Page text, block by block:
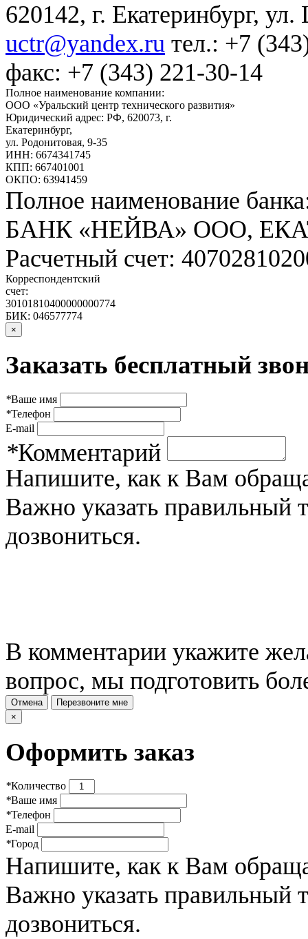
620142, г. Екатеринбург,
uctr@yandex.ru тел.: +7
факс: +7 (343) 221-30-14
Полное наименование компании:
ООО «Уральский центр технического развития»
Юридический адрес: РФ, 620073, г.
Екатеринбург,
ул. Родонитовая, 9-35
ИНН: 6674341745
КПП: 667401001
ОКПО: 63941459
Полное наименование
БАНК «НЕЙВА» ООО,
Расчетный счет:
Корреспондентский
счет:
30101810400000000774
БИК: 046577774
×
Заказать бесплатный
*Ваше имя
*Телефон
E-mail
*Комментарий
Напишите, как к Вам
Важно указать
дозвониться.
В комментарии укажите
вопрос, мы подготовить
Отмена
Перезвоните мне
×
Оформить заказ
*Количество
*Ваше имя
*Телефон
E-mail
*Город
Напишите, как к Вам
Важно указать
дозвониться.